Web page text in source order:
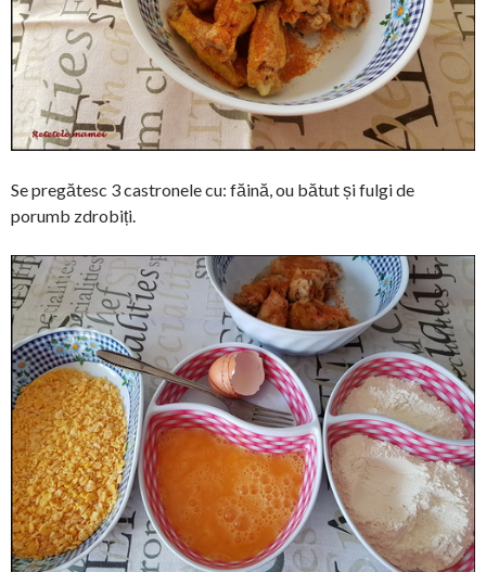
Se pregătesc 3 castronele cu: făină, ou bătut și fulgi de
porumb zdrobiți.